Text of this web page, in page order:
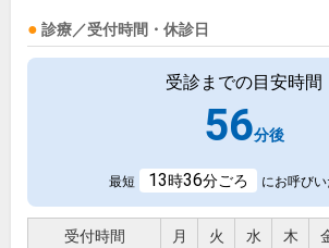
診療／受付時間・休診日
受診までの目安時間
56分後
最短 13時36分ごろ にお呼び
受付時間 月 火 水 木